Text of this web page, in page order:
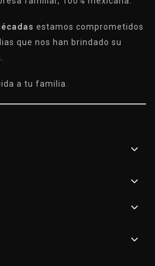
estamos comprometidos
que nos han brindado su
a tu familia.